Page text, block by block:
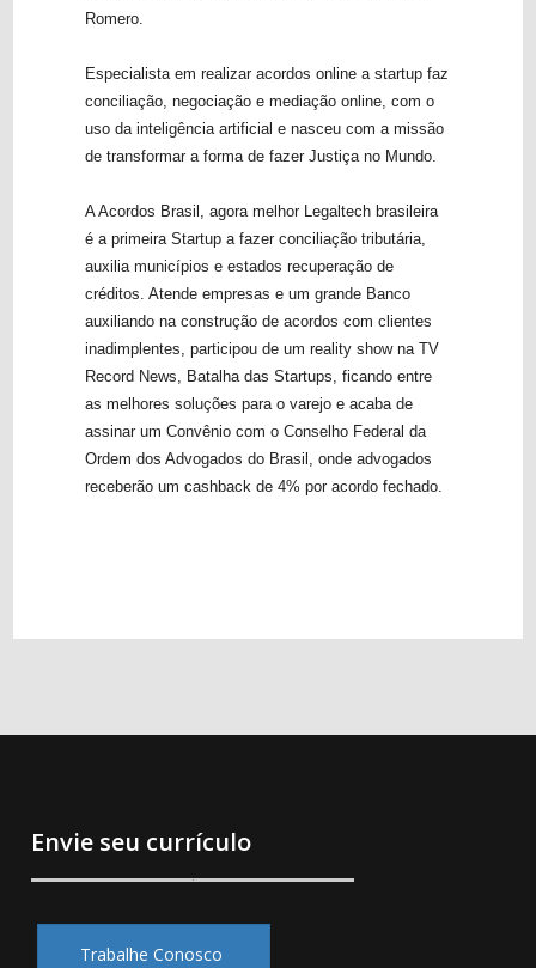
Romero.
Especialista em realizar acordos online a startup faz
conciliação, negociação e mediação online, com o
uso da inteligência artificial e nasceu com a missão
de transformar a forma de fazer Justiça no Mundo.
A Acordos Brasil, agora melhor Legaltech brasileira
é a primeira Startup a fazer conciliação tributária,
auxilia municípios e estados recuperação de
créditos. Atende empresas e um grande Banco
auxiliando na construção de acordos com clientes
inadimplentes, participou de um reality show na TV
Record News, Batalha das Startups, ficando entre
as melhores soluções para o varejo e acaba de
assinar um Convênio com o Conselho Federal da
Ordem dos Advogados do Brasil, onde advogados
receberão um cashback de 4% por acordo fechado.
Envie seu currículo
Trabalhe Conosco